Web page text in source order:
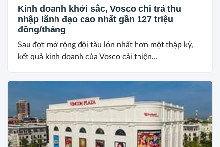
Kinh doanh khởi sắc, Vosco chi trả thu
nhập lãnh đạo cao nhất gần 127 triệu
đồng/tháng
Sau đợt mở rộng đội tàu lớn nhất hơn một thập kỷ,
kết quả kinh doanh của Vosco cải thiện...